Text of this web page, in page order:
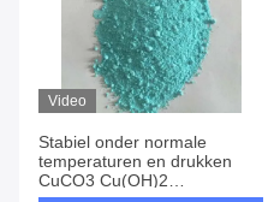
Video
Stabiel onder normale
temperaturen en drukken
CuCO3 Cu(OH)2